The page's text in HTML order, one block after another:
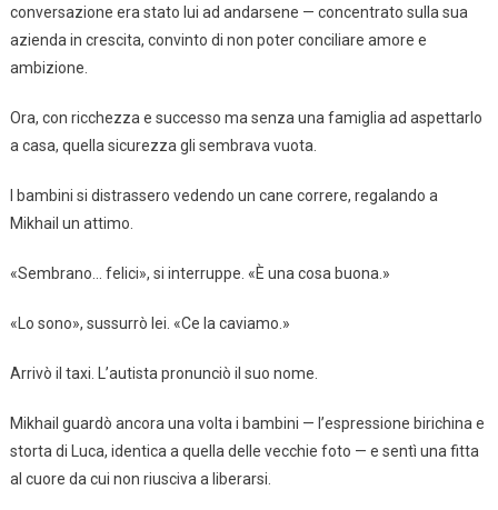
conversazione era stato lui ad andarsene — concentrato sulla sua
azienda in crescita, convinto di non poter conciliare amore e
ambizione.
Ora, con ricchezza e successo ma senza una famiglia ad aspettarlo
a casa, quella sicurezza gli sembrava vuota.
I bambini si distrassero vedendo un cane correre, regalando a
Mikhail un attimo.
«Sembrano… felici», si interruppe. «È una cosa buona.»
«Lo sono», sussurrò lei. «Ce la caviamo.»
Arrivò il taxi. L’autista pronunciò il suo nome.
Mikhail guardò ancora una volta i bambini — l’espressione birichina e
storta di Luca, identica a quella delle vecchie foto — e sentì una fitta
al cuore da cui non riusciva a liberarsi.